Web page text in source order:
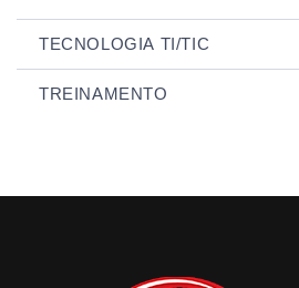
TECNOLOGIA TI/TIC
TREINAMENTO